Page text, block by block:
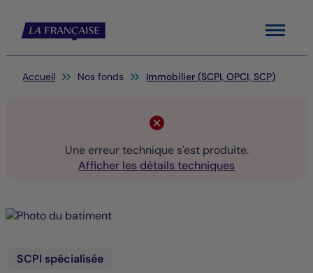
Menu
Vous êtes ici:
Accueil Nos fonds Immobilier (SCPI, OPCI, SCP)
Une erreur technique s'est produite.
Afficher les détails techniques
SCPI spécialisée